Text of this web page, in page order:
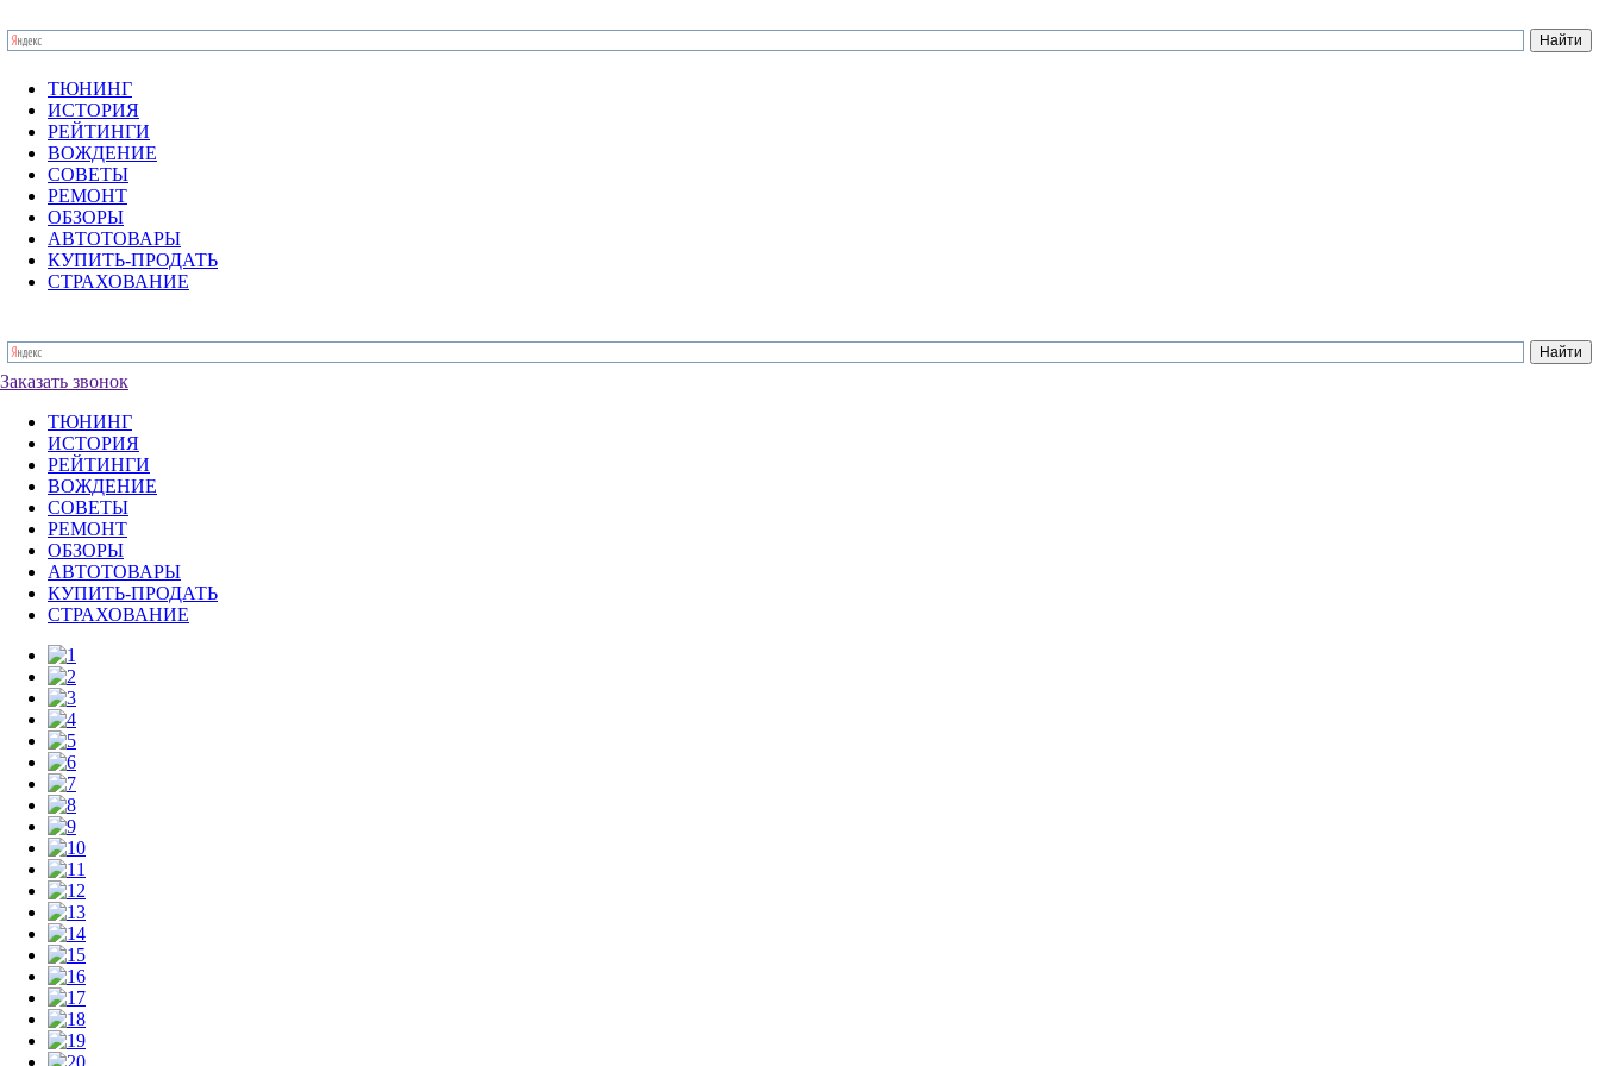
ТЮНИНГ
ИСТОРИЯ
РЕЙТИНГИ
ВОЖДЕНИЕ
СОВЕТЫ
РЕМОНТ
ОБЗОРЫ
АВТОТОВАРЫ
КУПИТЬ-ПРОДАТЬ
СТРАХОВАНИЕ
Заказать звонок
ТЮНИНГ
ИСТОРИЯ
РЕЙТИНГИ
ВОЖДЕНИЕ
СОВЕТЫ
РЕМОНТ
ОБЗОРЫ
АВТОТОВАРЫ
КУПИТЬ-ПРОДАТЬ
СТРАХОВАНИЕ